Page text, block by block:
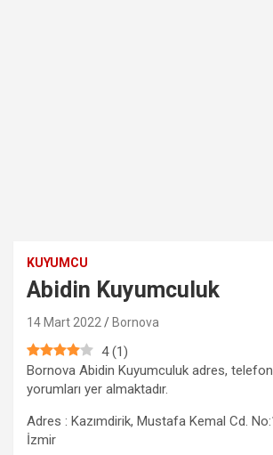
KUYUMCU
Abidin Kuyumculuk
14 Mart 2022 Bornova
4 (1)
Bornova Abidin Kuyumculuk adres,
yorumları yer almaktadır.
Adres : Kazımdirik, Mustafa Kemal Cd.
İzmir